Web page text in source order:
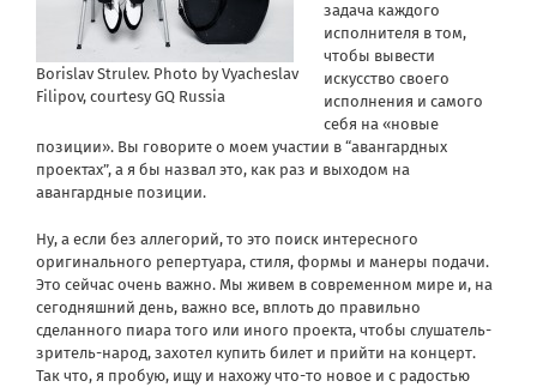
Borislav Strulev. Photo by Vyacheslav
Filipov, courtesy GQ Russia
задача каждого
исполнителя в том,
чтобы вывести
искусство своего
исполнения и самого
себя на «новые
позиции». Вы говорите о моем участии в “авангардных
проектах”, а я бы назвал это, как раз и выходом на
авангардные позиции.
Ну, а если без аллегорий, то это поиск интересного
оригинального репертуара, стиля, формы и манеры подачи.
Это сейчас очень важно. Мы живем в современном мире и, на
сегодняшний день, важно все, вплоть до правильно
сделанного пиара того или иного проекта, чтобы слушатель-
зритель-народ, захотел купить билет и прийти на концерт.
Так что, я пробую, ищу и нахожу что-то новое и с радостью